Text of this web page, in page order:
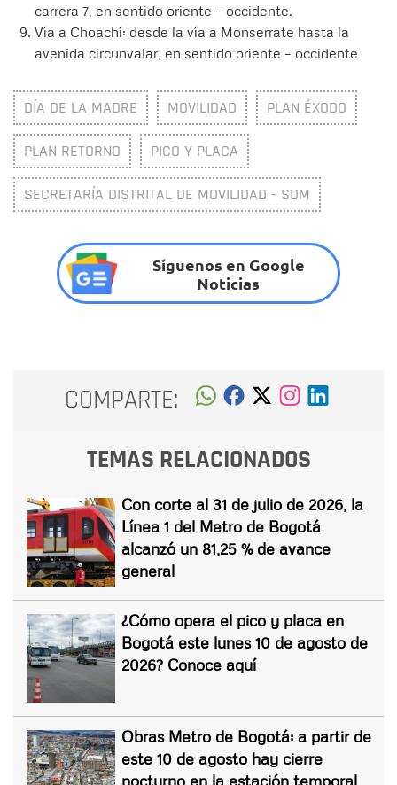
carrera 7, en sentido oriente – occidente.
Vía a Choachí: desde la vía a Monserrate hasta la
avenida circunvalar, en sentido oriente – occidente
DÍA DE LA MADRE MOVILIDAD PLAN ÉXODO
PLAN RETORNO PICO Y PLACA
SECRETARÍA DISTRITAL DE MOVILIDAD - SDM
Síguenos en Google
Noticias
COMPARTE:
TEMAS RELACIONADOS
Con corte al 31 de julio de 2026, la
Línea 1 del Metro de Bogotá
alcanzó un 81,25 % de avance
general
¿Cómo opera el pico y placa en
Bogotá este lunes 10 de agosto de
2026? Conoce aquí
Obras Metro de Bogotá: a partir de
este 10 de agosto hay cierre
nocturno en la estación temporal